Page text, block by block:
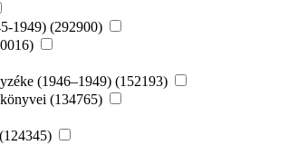
1949) (292900)
(1946–1949) (152193)
(134765)